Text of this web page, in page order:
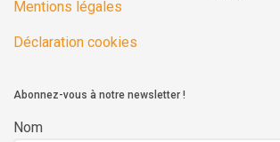
Mentions légales
Déclaration cookies
Abonnez-vous à notre newsletter !
Nom